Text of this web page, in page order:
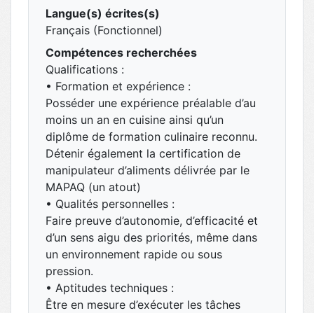
Langue(s) écrites(s)
Français (Fonctionnel)
Compétences recherchées
Qualifications :
• Formation et expérience :
Posséder une expérience préalable d’au
moins un an en cuisine ainsi qu’un
diplôme de formation culinaire reconnu.
Détenir également la certification de
manipulateur d’aliments délivrée par le
MAPAQ (un atout)
• Qualités personnelles :
Faire preuve d’autonomie, d’efficacité et
d’un sens aigu des priorités, même dans
un environnement rapide ou sous
pression.
• Aptitudes techniques :
Être en mesure d’exécuter les tâches